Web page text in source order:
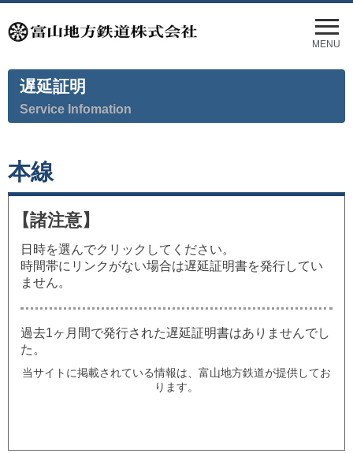
メ
ニ
ュ
ー
MENU
遅延証明
Service Infomation
本線
【諸注意】
日時を選んでクリックしてください。
時間帯にリンクがない場合は遅延証明書を発行してい
ません。
過去1ヶ月間で発行された遅延証明書はありませんでし
た。
当サイトに掲載されている情報は、富山地方鉄道が提供してお
ります。